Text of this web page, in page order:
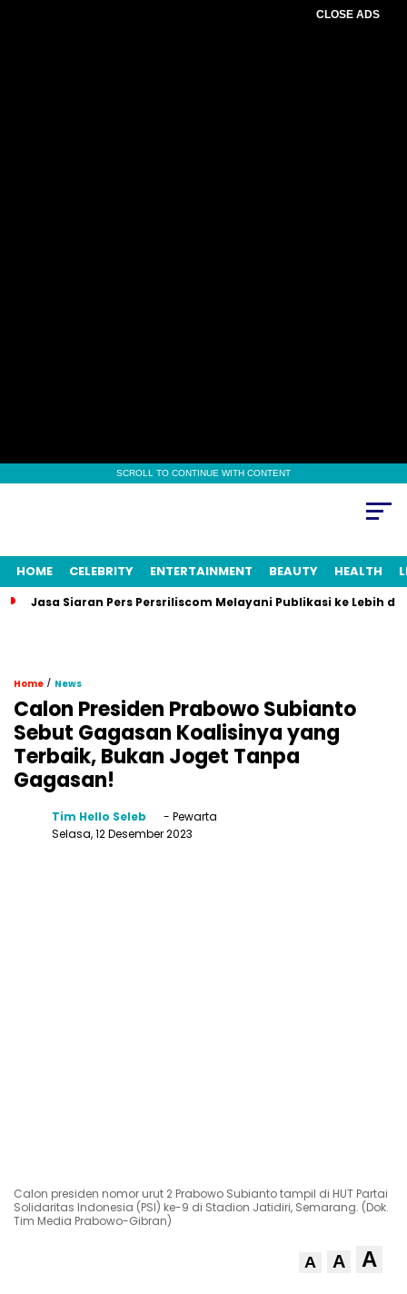
CLOSE ADS
SCROLL TO CONTINUE WITH CONTENT
HOME CELEBRITY ENTERTAINMENT BEAUTY HEALTH
Jasa Siaran Pers Persriliscom Melayani Publikasi ke Lebih
Home / News
Calon Presiden Prabowo Subianto
Sebut Gagasan Koalisinya yang
Terbaik, Bukan Joget Tanpa
Gagasan!
Tim Hello Seleb
- Pewarta
Selasa, 12 Desember 2023
Calon presiden nomor urut 2 Prabowo Subianto tampil di HUT Partai
Solidaritas Indonesia (PSI) ke-9 di Stadion Jatidiri, Semarang. (Dok.
Tim Media Prabowo-Gibran)
A A A